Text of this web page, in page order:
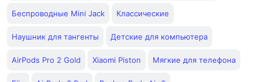
Беспроводные Mini Jack Классические
Наушник для тангенты Детские для компьютера
AirPods Pro 2 Gold Xiaomi Piston Мягкие для телефона